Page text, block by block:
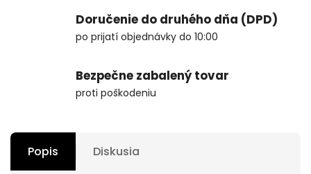
Doručenie do druhého dňa (DPD)
po prijatí objednávky do 10:00
Bezpečne zabalený tovar
proti poškodeniu
Popis Diskusia